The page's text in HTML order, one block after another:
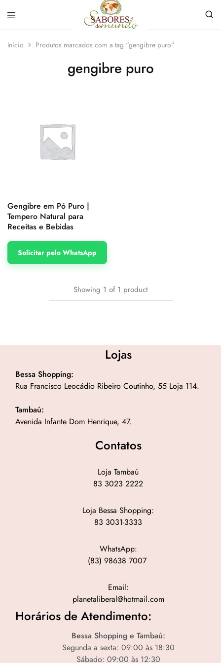
do
Mundo
loja
de
Especiarias
Início Produtos marcados com a tag “gengibre puro”
gengibre puro
Gengibre em Pó Puro |
Tempero Natural para
Receitas e Bebidas
Solicitar pelo WhatsApp
Showing 1 of 1 product
Lojas
Bessa Shopping:
Rua Francisco Leocádio Ribeiro Coutinho, 55 Loja 114.
Tambaú:
Avenida Infante Dom Henrique, 47.
Contatos
Loja Tambaú
83 3023 2222
Loja Bessa Shopping:
83 3031-3333
WhatsApp:
(83) 98638 7007
Email:
planetaliberal@hotmail.com
Horários de Atendimento:
Bessa Shopping e Tambaú:
Segunda a sexta: 09:00 às 18:30
Sábado: 09:00 às 12:30